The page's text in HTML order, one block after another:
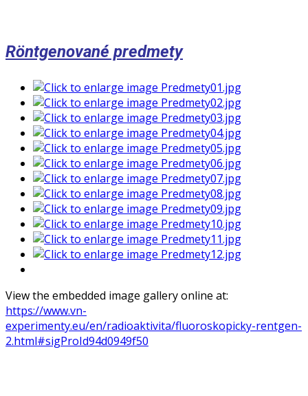
Röntgenované predmety
View the embedded image gallery online at:
https://www.vn-
experimenty.eu/en/radioaktivita/fluoroskopicky-rentgen-
2.html#sigProId94d0949f50